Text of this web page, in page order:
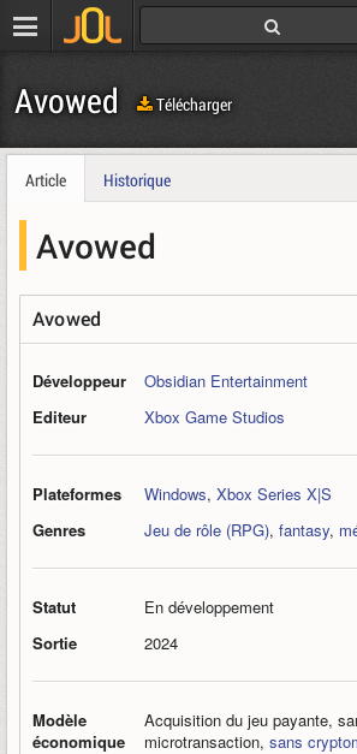
Avowed Télécharger
Article Historique
Avowed
Avowed
Développeur
Obsidian Entertainment
Editeur
Xbox Game Studios
Plateformes Windows, Xbox Series X|S
Genres
Jeu de rôle (RPG), fantasy,
Statut
En développement
Sortie
2024
Modèle
économique
Acquisition du jeu payante,
microtransaction, sans